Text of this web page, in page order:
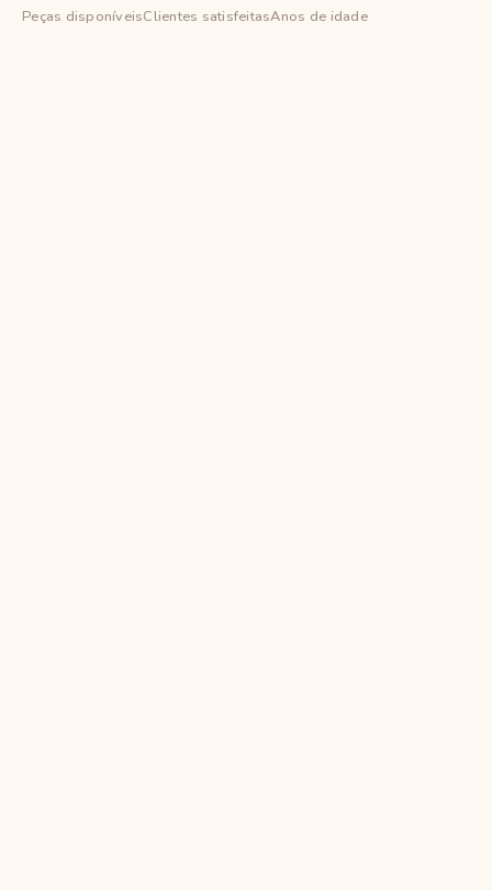
Peças disponíveisClientes satisfeitasAnos de idade